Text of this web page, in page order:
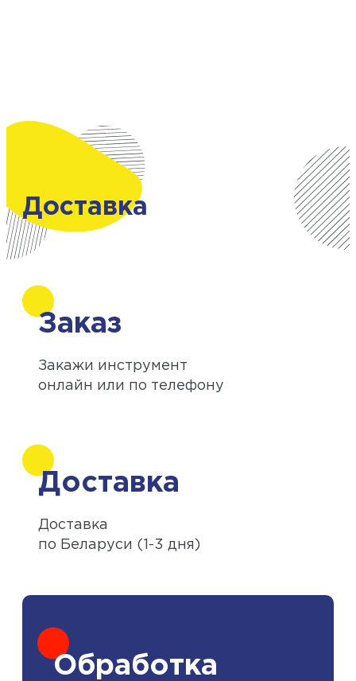
Доставка
Заказ
Закажи инструмент
онлайн или по телефону
Доставка
Доставка
по Беларуси (1-3 дня)
Обработка